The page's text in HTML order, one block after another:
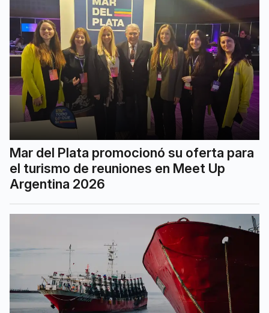
Mar del Plata promocionó su oferta para
el turismo de reuniones en Meet Up
Argentina 2026